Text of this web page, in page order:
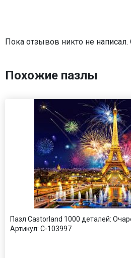
Пока отзывов никто не
Похожие пазлы
Пазл Castorland 1000 деталей:
Артикул: C-103997